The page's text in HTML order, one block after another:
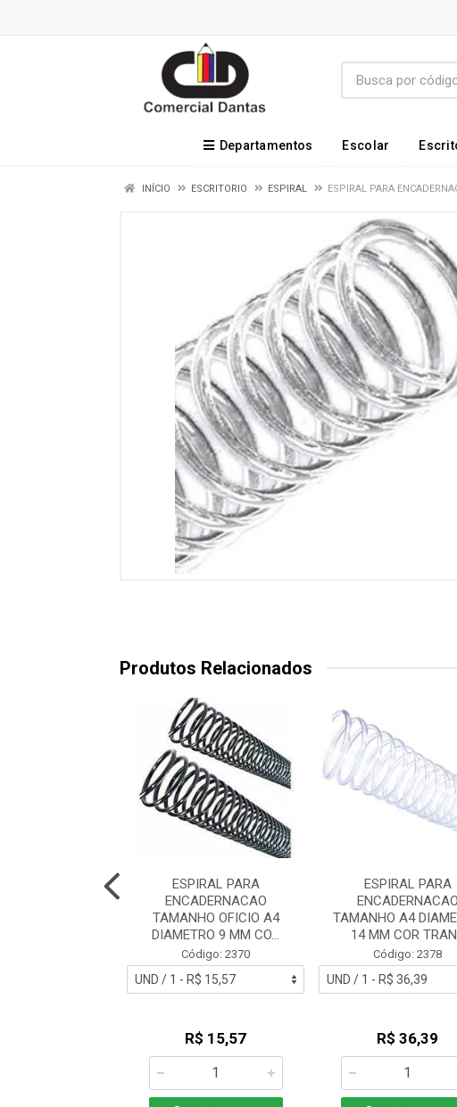
Departamentos Escolar
INÍCIO ESCRITORIO ESPIRAL ESPIRAL PARA
Produtos Relacionados
ESPIRAL PARA
ENCADERNACAO
TAMANHO OFICIO A4
DIAMETRO 9 MM CO...
Código: 2370
R$ 15,57
ESPIRAL PARA
ENCADERNACAO
TAMANHO A4
14 MM COR
Código: 2378
R$ 36,39